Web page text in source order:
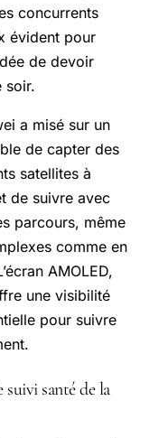
concurrents
évident pour
de devoir
soir.
a misé sur un
de capter des
satellites à
de suivre avec
parcours, même
comme en
AMOLED,
une visibilité
pour suivre
suivi santé de la